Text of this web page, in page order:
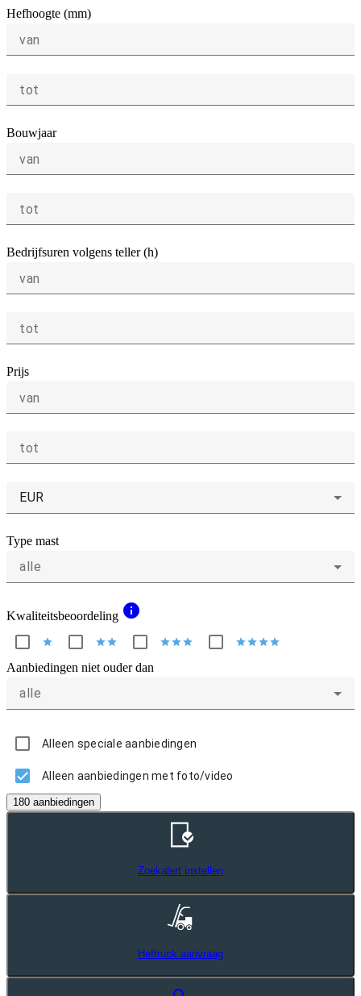
Hefhoogte (mm)
van
tot
Bouwjaar
van
tot
Bedrijfsuren volgens teller (h)
van
tot
Prijs
van
tot
EUR
Type mast
alle
Kwaliteitsbeoordeling info
star starstar starstarstar starstarstarstar
Aanbiedingen niet ouder dan
alle
Alleen speciale aanbiedingen
Alleen aanbiedingen met foto/video
180 aanbiedingen
Zoekalert instellen
Heftruck aanvraag